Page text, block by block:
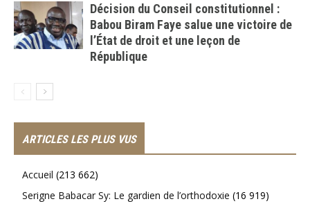
Décision du Conseil constitutionnel :
Babou Biram Faye salue une victoire de
l’État de droit et une leçon de
République
ARTICLES LES PLUS VUS
Accueil (213 662)
Serigne Babacar Sy: Le gardien de l’orthodoxie (16 919)